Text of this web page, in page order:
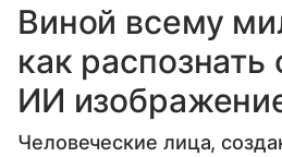
Виной всему
как распознать
ИИ
Человеческие лица,